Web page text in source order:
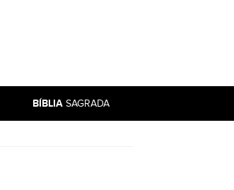
BÍBLIA SAGRADA